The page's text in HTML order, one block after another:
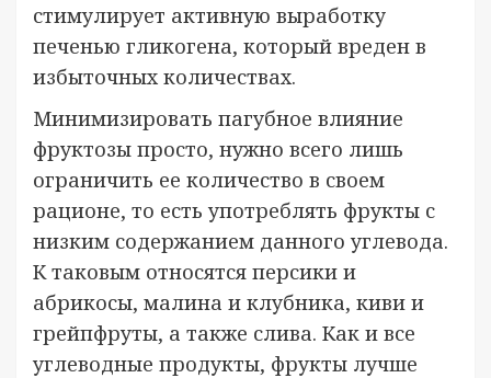
стимулирует активную выработку
печенью гликогена, который вреден в
избыточных количествах.
Минимизировать пагубное влияние
фруктозы просто, нужно всего лишь
ограничить ее количество в своем
рационе, то есть употреблять фрукты с
низким содержанием данного углевода.
К таковым относятся персики и
абрикосы, малина и клубника, киви и
грейпфруты, а также слива. Как и все
углеводные продукты, фрукты лучше